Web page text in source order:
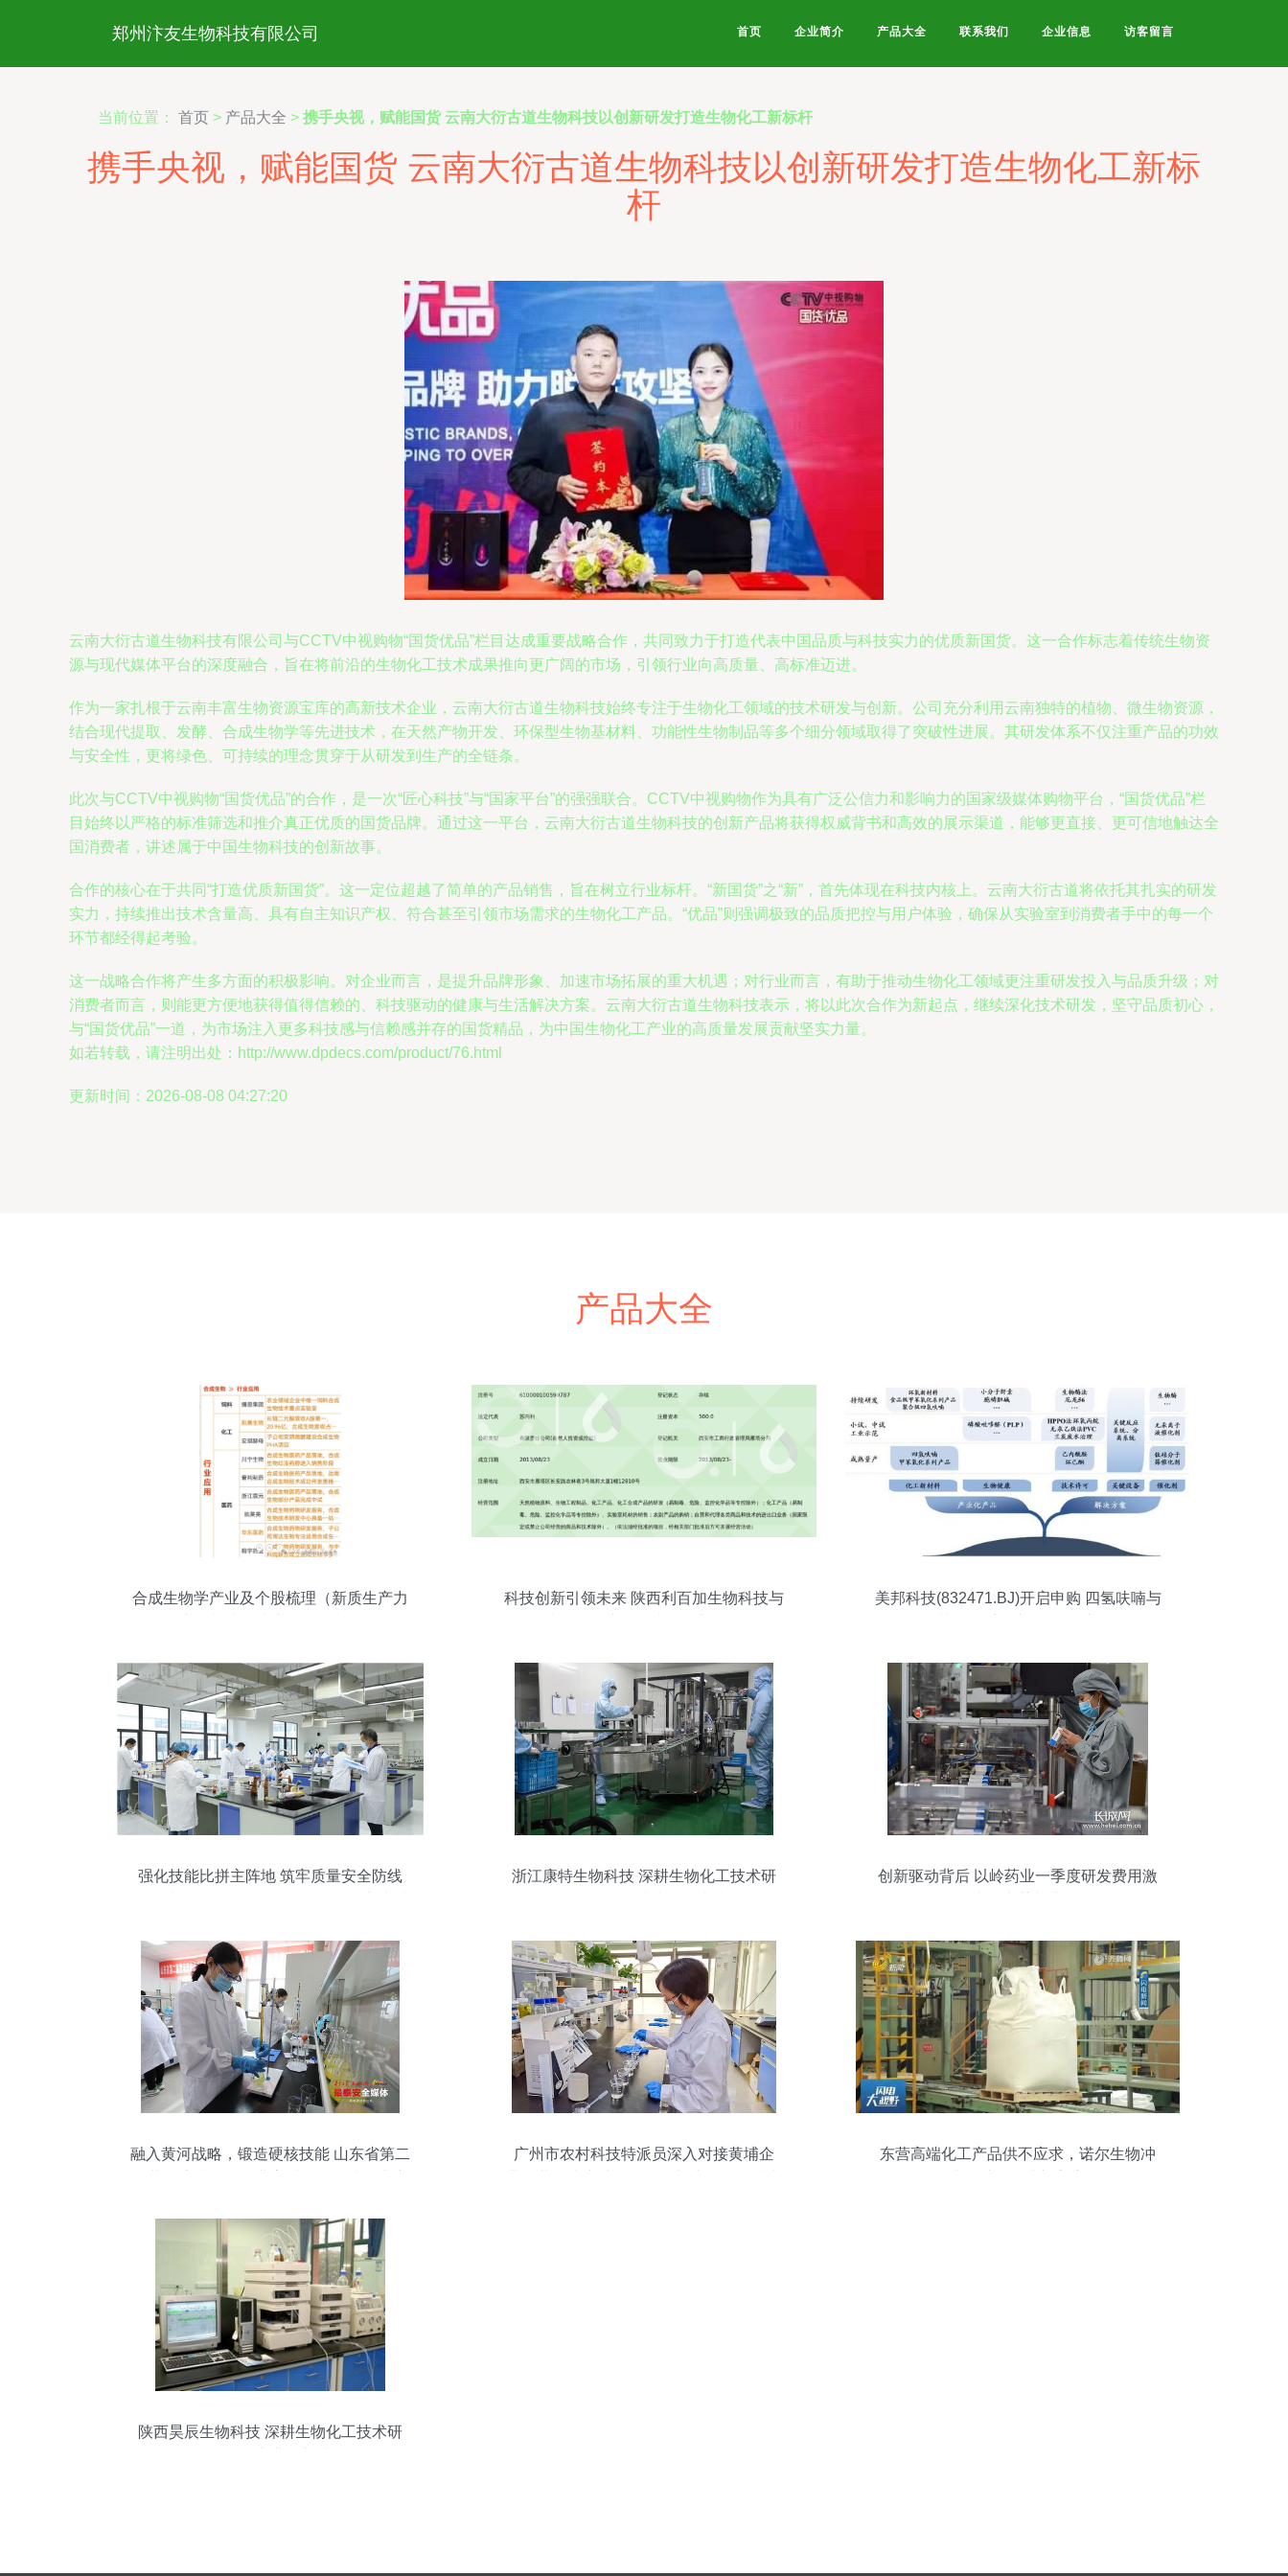
郑州汴友生物科技有限公司 首页 企业简介 产品大全 联系我们 企业信息 访客留言
当前位置： 首页 > 产品大全 > 携手央视，赋能国货 云南大衍古道生物科技以创新研发打造生物化工新标杆
携手央视，赋能国货 云南大衍古道生物科技以创新研发打造生物化工新标
杆
云南大衍古道生物科技有限公司与CCTV中视购物“国货优品”栏目达成重要战略合作，共同致力于打造代表中国品质与科技实力的优质新国货。这一合作标志着传统生物资
源与现代媒体平台的深度融合，旨在将前沿的生物化工技术成果推向更广阔的市场，引领行业向高质量、高标准迈进。
作为一家扎根于云南丰富生物资源宝库的高新技术企业，云南大衍古道生物科技始终专注于生物化工领域的技术研发与创新。公司充分利用云南独特的植物、微生物资源，
结合现代提取、发酵、合成生物学等先进技术，在天然产物开发、环保型生物基材料、功能性生物制品等多个细分领域取得了突破性进展。其研发体系不仅注重产品的功效
与安全性，更将绿色、可持续的理念贯穿于从研发到生产的全链条。
此次与CCTV中视购物“国货优品”的合作，是一次“匠心科技”与“国家平台”的强强联合。CCTV中视购物作为具有广泛公信力和影响力的国家级媒体购物平台，“国货优品”栏
目始终以严格的标准筛选和推介真正优质的国货品牌。通过这一平台，云南大衍古道生物科技的创新产品将获得权威背书和高效的展示渠道，能够更直接、更可信地触达全
国消费者，讲述属于中国生物科技的创新故事。
合作的核心在于共同“打造优质新国货”。这一定位超越了简单的产品销售，旨在树立行业标杆。“新国货”之“新”，首先体现在科技内核上。云南大衍古道将依托其扎实的研发
实力，持续推出技术含量高、具有自主知识产权、符合甚至引领市场需求的生物化工产品。“优品”则强调极致的品质把控与用户体验，确保从实验室到消费者手中的每一个
环节都经得起考验。
这一战略合作将产生多方面的积极影响。对企业而言，是提升品牌形象、加速市场拓展的重大机遇；对行业而言，有助于推动生物化工领域更注重研发投入与品质升级；对
消费者而言，则能更方便地获得值得信赖的、科技驱动的健康与生活解决方案。云南大衍古道生物科技表示，将以此次合作为新起点，继续深化技术研发，坚守品质初心，
与“国货优品”一道，为市场注入更多科技感与信赖感并存的国货精品，为中国生物化工产业的高质量发展贡献坚实力量。
如若转载，请注明出处：http://www.dpdecs.com/product/76.html
更新时间：2026-08-08 04:27:20
产品大全
合成生物学产业及个股梳理（新质生产力
科技创新引领未来 陕西利百加生物科技与
美邦科技(832471.BJ)开启申购 四氢呋喃与
强化技能比拼主阵地 筑牢质量安全防线
浙江康特生物科技 深耕生物化工技术研
创新驱动背后 以岭药业一季度研发费用激
融入黄河战略，锻造硬核技能 山东省第二
动向
广州市农村科技特派员深入对接黄埔企
东营高端化工产品供不应求，诺尔生物冲
陕西昊辰生物科技 深耕生物化工技术研